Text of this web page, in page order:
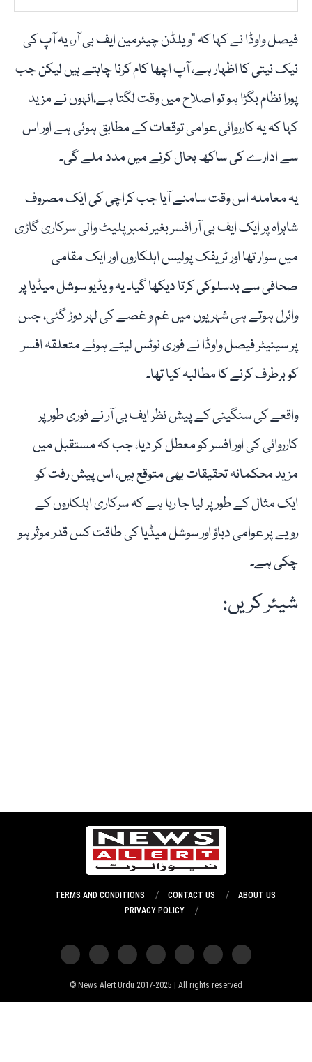
فیصل واوڈا نے کہا کہ "ویلڈن چیئرمین ایف بی آر، یہ آپ کی
نیک نیتی کا اظہار ہے، آپ اچھا کام کرنا چاہتے ہیں لیکن جب
پورا نظام بگڑا ہو تو اصلاح میں وقت لگتا ہے،انہوں نے مزید
کہا کہ یہ کارروائی عوامی توقعات کے مطابق ہوئی ہے اور اس
سے ادارے کی ساکھ بحال کرنے میں مدد ملے گی۔
یہ معاملہ اس وقت سامنے آیا جب کراچی کی ایک مصروف
شاہراہ پر ایک ایف بی آر افسر بغیر نمبر پلیٹ والی سرکاری گاڑی
میں سوار تھا اور ٹریفک پولیس اہلکاروں اور ایک مقامی
صحافی سے بدسلوکی کرتا دیکھا گیا۔ یہ ویڈیو سوشل میڈیا پر
وائرل ہوتے ہی شہریوں میں غم و غصے کی لہر دوڑ گئی، جس
پر سینیٹر فیصل واوڈا نے فوری نوٹس لیتے ہوئے متعلقہ افسر
کو برطرف کرنے کا مطالبہ کیا تھا۔
واقعے کی سنگینی کے پیش نظر ایف بی آر نے فوری طور پر
کارروائی کی اور افسر کو معطل کر دیا، جب کہ مستقبل میں
مزید محکمانہ تحقیقات بھی متوقع ہیں، اس پیش رفت کو
ایک مثال کے طور پر لیا جا رہا ہے کہ سرکاری اہلکاروں کے
رویے پر عوامی دباؤ اور سوشل میڈیا کی طاقت کس قدر موثر ہو
چکی ہے۔
شیئر کریں:
ABOUT US
CONTACT US
TERMS AND CONDITIONS
PRIVACY POLICY
News Alert Urdu 2017-2025 | All rights reserved ©